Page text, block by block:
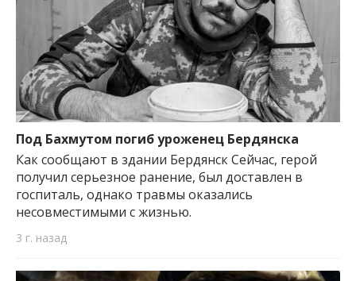
Под Бахмутом погиб уроженец Бердянска
Как сообщают в здании Бердянск Сейчас, герой
получил серьезное ранение, был доставлен в
госпиталь, однако травмы оказались
несовместимыми с жизнью.
3 г. назад